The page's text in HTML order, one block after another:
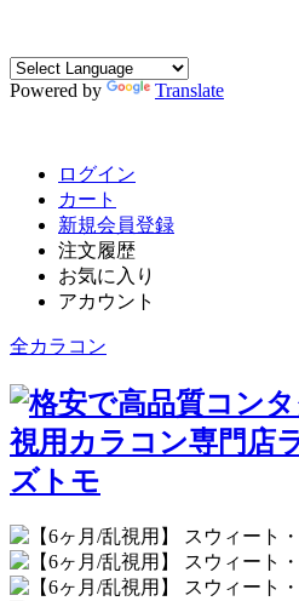
Powered by Translate
ログイン
カート
新規会員登録
注文履歴
お気に入り
アカウント
全カラコン